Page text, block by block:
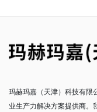
玛赫玛嘉（天津）科技有限
业生产力解决方案提供商。